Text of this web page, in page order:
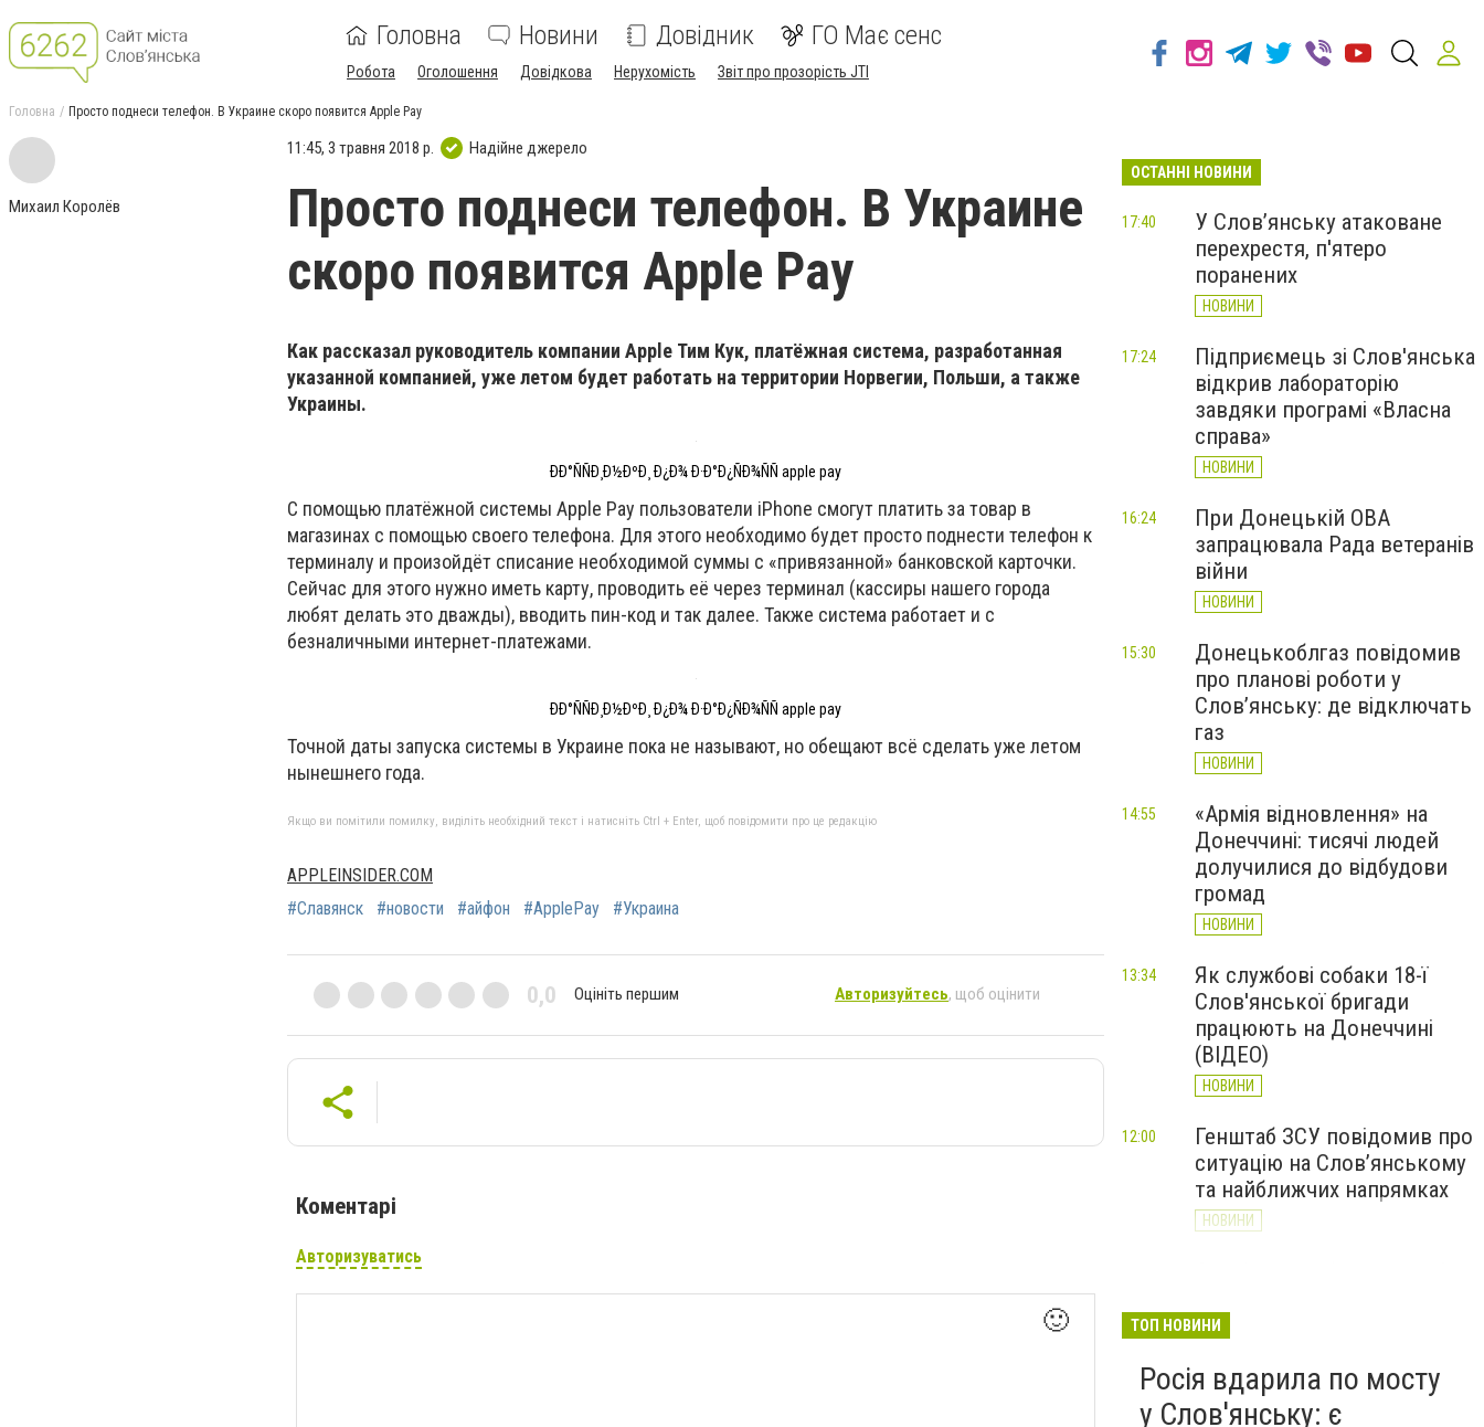
Головна Новини Довідник ГО Має сенс
Робота Оголошення Довідкова Нерухомість Звіт про прозорість JTI
Головна Просто поднеси телефон. В Украине скоро появится Apple Pay
Михаил Королёв
11:45, 3 травня 2018 р. Надійне джерело
Просто поднеси телефон. В Украине
скоро появится Apple Pay
Как рассказал руководитель компании Apple Тим Кук, платёжная система, разработанная
указанной компанией, уже летом будет работать на территории Норвегии, Польши, а также
Украины.
ÐÐ°ÑÑÐ¸Ð½ÐºÐ¸ Ð¿Ð¾ Ð·Ð°Ð¿ÑÐ¾ÑÑ apple pay
С помощью платёжной системы Apple Pay пользователи iPhone смогут платить за товар в
магазинах с помощью своего телефона. Для этого необходимо будет просто поднести телефон к
терминалу и произойдёт списание необходимой суммы с «привязанной» банковской карточки.
Сейчас для этого нужно иметь карту, проводить её через терминал (кассиры нашего города
любят делать это дважды), вводить пин-код и так далее. Также система работает и с
безналичными интернет-платежами.
ÐÐ°ÑÑÐ¸Ð½ÐºÐ¸ Ð¿Ð¾ Ð·Ð°Ð¿ÑÐ¾ÑÑ apple pay
Точной даты запуска системы в Украине пока не называют, но обещают всё сделать уже летом
нынешнего года.
Якщо ви помітили помилку, виділіть необхідний текст і натисніть Ctrl + Enter, щоб повідомити про це редакцію
APPLEINSIDER.COM
#Славянск
#новости #айфон #ApplePay #Украина
0,0 Оцініть першим Авторизуйтесь, щоб оцінити
Коментарі
Авторизуватись
🙂
ОСТАННІ НОВИНИ
У Слов’янську атаковане
перехрестя, п'ятеро
поранених
НОВИНИ
17:40
Підприємець зі Слов'янська
відкрив лабораторію
завдяки програмі «Власна
справа»
НОВИНИ
17:24
При Донецькій ОВА
запрацювала Рада ветеранів
війни
НОВИНИ
16:24
Донецькоблгаз повідомив
про планові роботи у
Слов’янську: де відключать
газ
НОВИНИ
15:30
«Армія відновлення» на
Донеччині: тисячі людей
долучилися до відбудови
громад
НОВИНИ
14:55
Як службові собаки 18-ї
Слов'янської бригади
працюють на Донеччині
(ВІДЕО)
НОВИНИ
13:34
Генштаб ЗСУ повідомив про
ситуацію на Слов’янському
та найближчих напрямках
НОВИНИ
12:00
великої війни: 7 серпня
ТОП НОВИНИ
Росія вдарила по мосту
у Слов'янську: є